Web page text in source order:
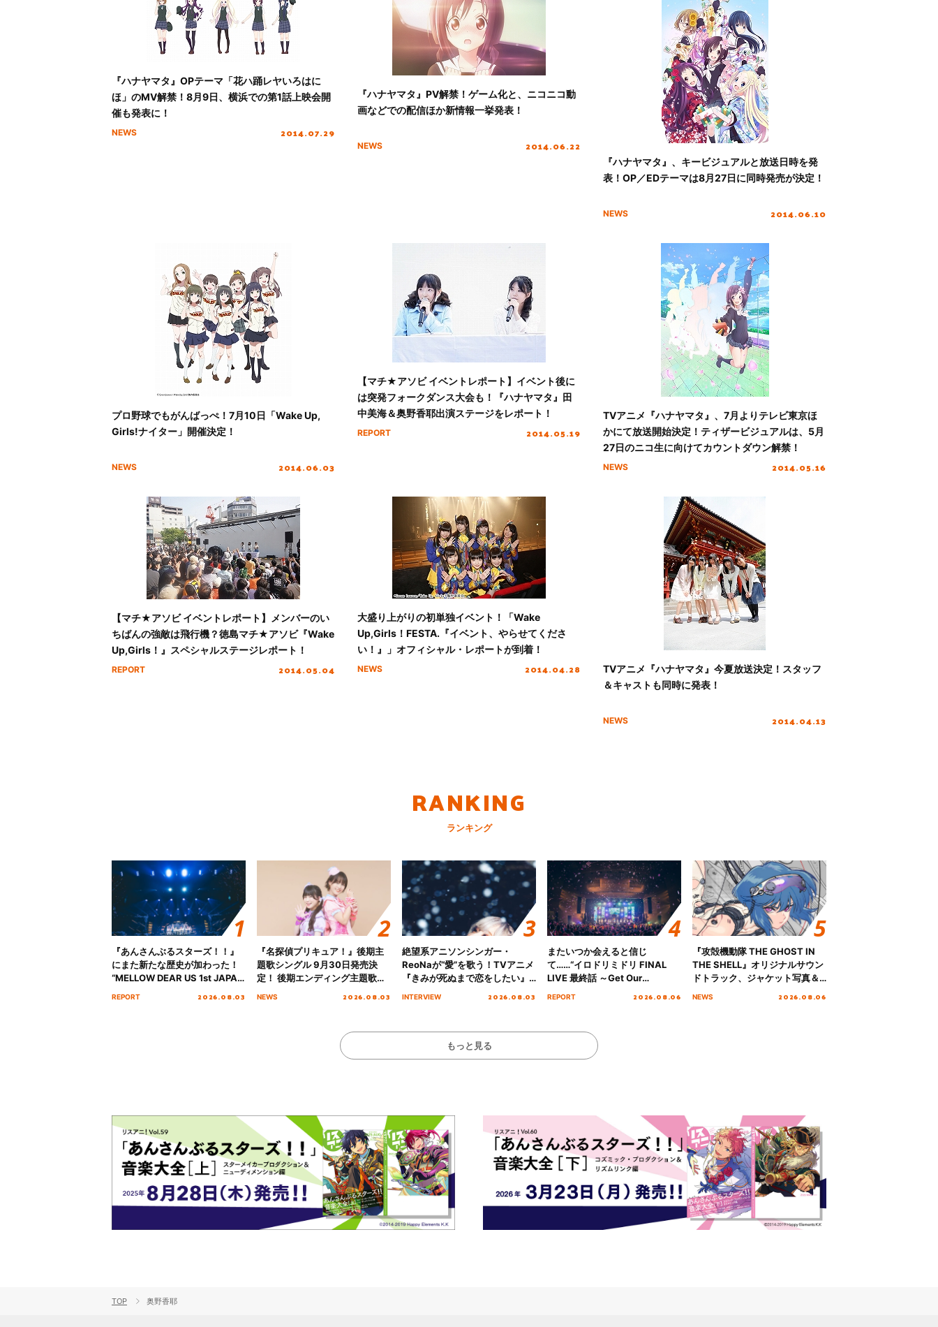
『ハナヤマタ』OPテーマ「花ハ踊レヤいろはに
ほ」のMV解禁！8月9日、横浜での第1話上映会開
催も発表に！
NEWS 2014.07.29
『ハナヤマタ』PV解禁！ゲーム化と、ニコニコ動
画などでの配信ほか新情報一挙発表！
NEWS 2014.06.22
『ハナヤマタ』、キービジュアルと放送日時を発
表！OP／EDテーマは8月27日に同時発売が決定！
NEWS 2014.06.10
プロ野球でもがんばっぺ！7月10日「Wake Up,
Girls!ナイター」開催決定！
NEWS 2014.06.03
【マチ★アソビ イベントレポート】イベント後に
は突発フォークダンス大会も！『ハナヤマタ』田
中美海＆奥野香耶出演ステージをレポート！
REPORT 2014.05.19
TVアニメ『ハナヤマタ』、7月よりテレビ東京ほ
かにて放送開始決定！ティザービジュアルは、5月
27日のニコ生に向けてカウントダウン解禁！
NEWS 2014.05.16
【マチ★アソビ イベントレポート】メンバーのい
ちばんの強敵は飛行機？徳島マチ★アソビ『Wake
Up,Girls！』スペシャルステージレポート！
REPORT 2014.05.04
大盛り上がりの初単独イベント！「Wake
Up,Girls！FESTA.『イベント、やらせてくださ
い！』」オフィシャル・レポートが到着！
NEWS 2014.04.28
TVアニメ『ハナヤマタ』今夏放送決定！スタッフ
＆キャストも同時に発表！
NEWS 2014.04.13
RANKING
ランキング
『あんさんぶるスターズ！！』
にまた新たな歴史が加わった！
“MELLOW DEAR US 1st JAPAN
REPORT 2026.08.03
『名探偵プリキュア！』後期主
題歌シングル 9月30日発売決
定！ 後期エンディング主題歌
NEWS 2026.08.03
絶望系アニソンシンガー・
ReoNaが“愛”を歌う！TVアニメ
『きみが死ぬまで恋をしたい』
INTERVIEW 2026.08.03
またいつか会えると信じ
て……“イロドリミドリ FINAL
LIVE 最終話 ～Get Our
REPORT 2026.08.06
『攻殻機動隊 THE GHOST IN
THE SHELL』オリジナルサウン
ドトラック、ジャケット写真＆
NEWS 2026.08.06
もっと見る
TOP 奥野香耶